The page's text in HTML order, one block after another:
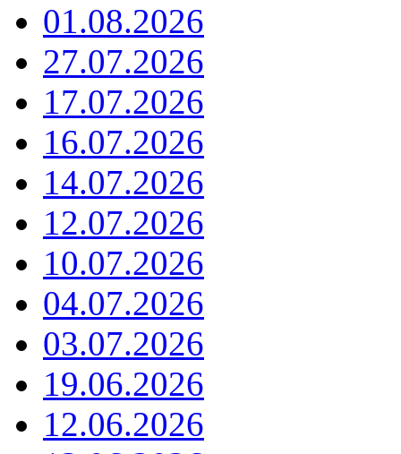
01.08.2026
27.07.2026
17.07.2026
16.07.2026
14.07.2026
12.07.2026
10.07.2026
04.07.2026
03.07.2026
19.06.2026
12.06.2026